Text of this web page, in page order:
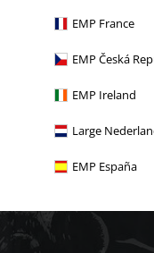
EMP France
EMP Česká
EMP Ireland
Large
EMP España